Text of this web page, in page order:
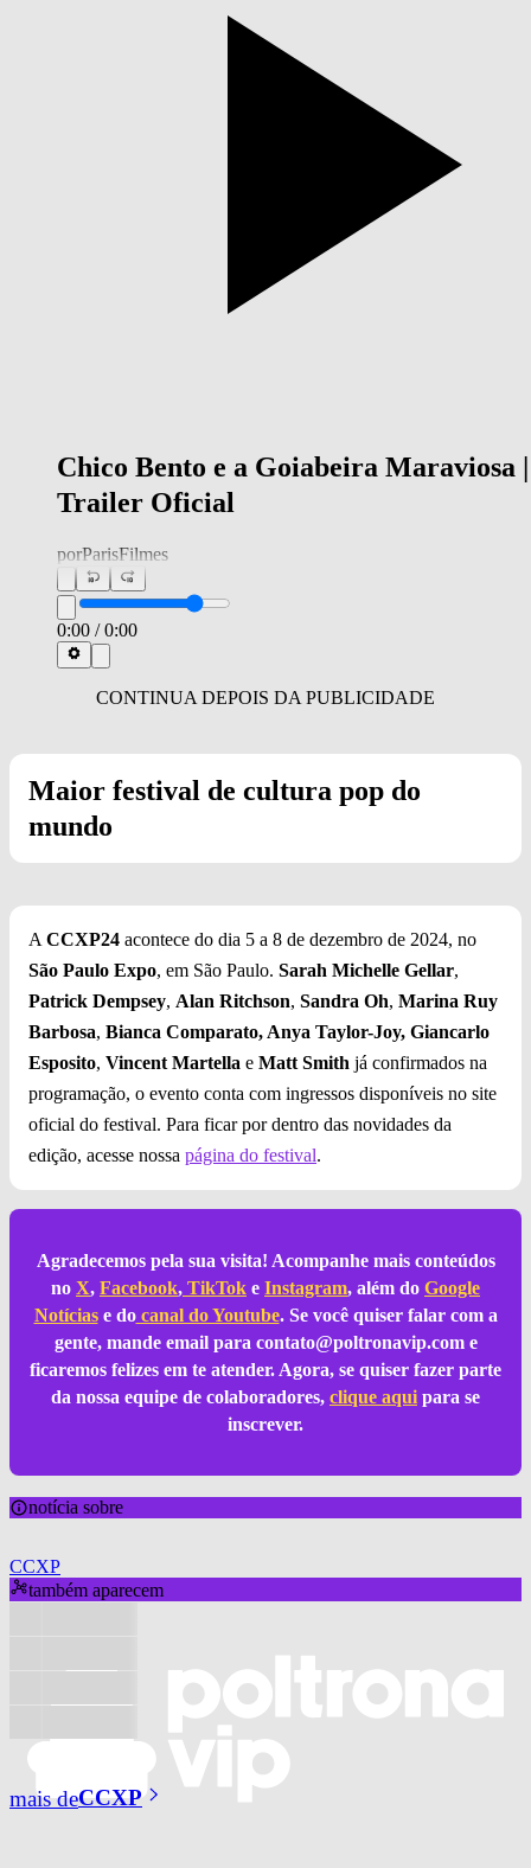
Chico Bento e a Goiabeira Maraviosa |
Trailer Oficial
porParisFilmes
0:00 /0:00
Maior festival de cultura pop do
mundo
A CCXP24 acontece do dia 5 a 8 de dezembro de 2024, no
São Paulo Expo, em São Paulo. Sarah Michelle Gellar,
Patrick Dempsey, Alan Ritchson, Sandra Oh, Marina Ruy
Barbosa, Bianca Comparato, Anya Taylor-Joy, Giancarlo
Esposito, Vincent Martella e Matt Smith já confirmados na
programação, o evento conta com ingressos disponíveis no site
oficial do festival. Para ficar por dentro das novidades da
edição, acesse nossa página do festival.
Agradecemos pela sua visita! Acompanhe mais conteúdos
no X, Facebook, TikTok e Instagram, além do Google
Notíciase docanal do Youtube. Se você quiser falar com a
gente, mande email para contato@poltronavip.come
ficaremos felizes em te atender. Agora, se quiser fazer parte
da nossa equipe de colaboradores, clique aqui para se
inscrever.
notícia sobre
CCXP
também aparecem
mais deCCXP